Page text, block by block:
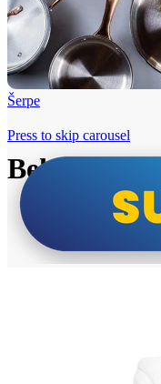
Šerpe
Beko i Tesla
Press to skip carousel